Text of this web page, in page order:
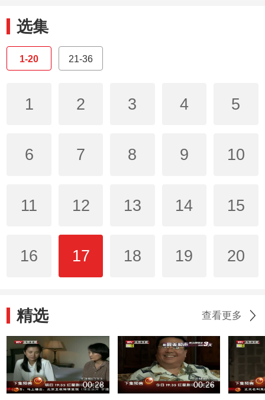
选集
1-20 21-36
1 2 3 4 5
6 7 8 9 10
11 12 13 14 15
16 17 18 19 20
精选 查看更多
00:28 00:26